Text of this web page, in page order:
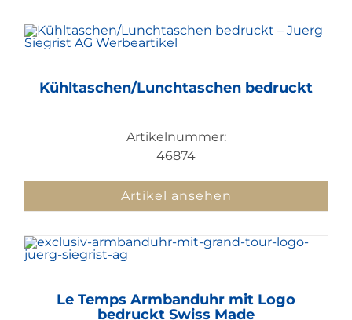
Kühltaschen/Lunchtaschen bedruckt
Artikelnummer:
46874
Artikel ansehen
Le Temps Armbanduhr mit Logo
bedruckt Swiss Made